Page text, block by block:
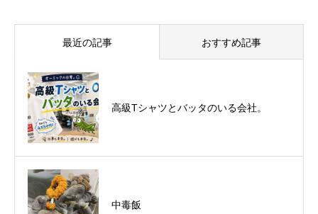
最近の記事 おすすめ記事
高級Tシャツとバッタのいる会社。
中毒飯
た！（秋保温泉）
オーミック2022年4月入社式